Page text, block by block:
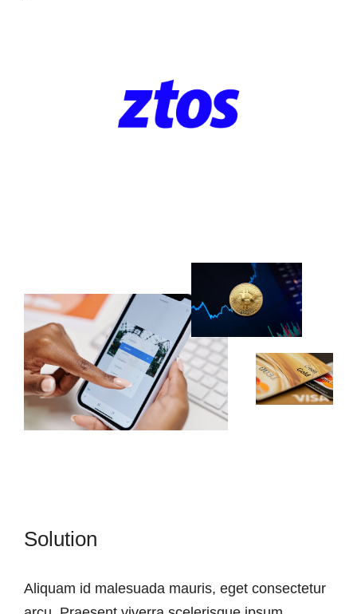
Solution
Aliquam id malesuada mauris, eget consectetur